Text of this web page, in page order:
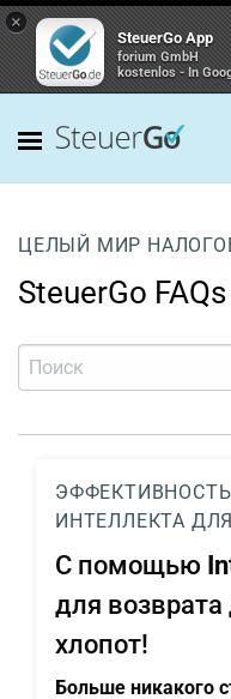
×
SteuerGo App
forium GmbH
kostenlos - In
ЦЕЛЫЙ МИР
SteuerGo FAQs
ИНТЕЛЛЕКТА
С помощью
для
хлопот!
Больше никакого